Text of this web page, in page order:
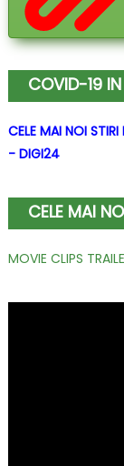
COVID-19
CELE MAI NOI
- DIGI24
CELE MAI
MOVIE CLIPS